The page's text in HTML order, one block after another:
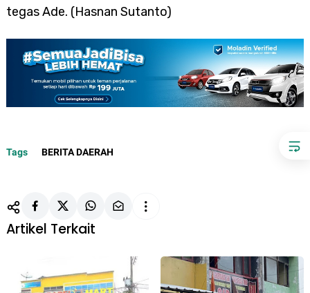
tegas Ade. (Hasnan Sutanto)
Tags BERITA DAERAH
Artikel Terkait